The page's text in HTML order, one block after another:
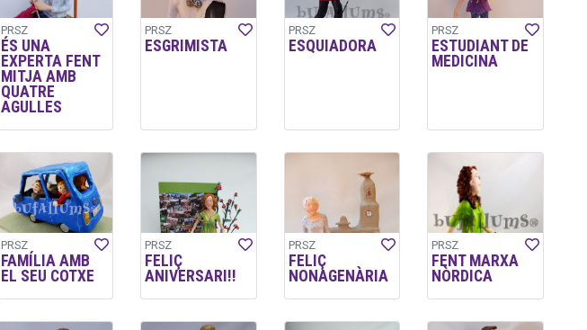
PRSZ
ÉS UNA
EXPERTA FENT
MITJA AMB
QUATRE
AGULLES
PRSZ
ESGRIMISTA
PRSZ
ESQUIADORA
PRSZ
ESTUDIANT DE
MEDICINA
PRSZ
FAMÍLIA AMB
EL SEU COTXE
PRSZ
FELIÇ
ANIVERSARI!!
PRSZ
FELIÇ
NONAGENÀRIA
PRSZ
FENT MARXA
NÒRDICA